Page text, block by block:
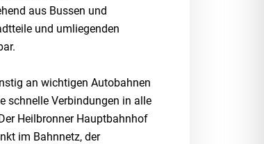
aus Bussen und
und umliegenden
an wichtigen Autobahnen
schnelle Verbindungen in alle
Heilbronner Hauptbahnhof
im Bahnnetz, der